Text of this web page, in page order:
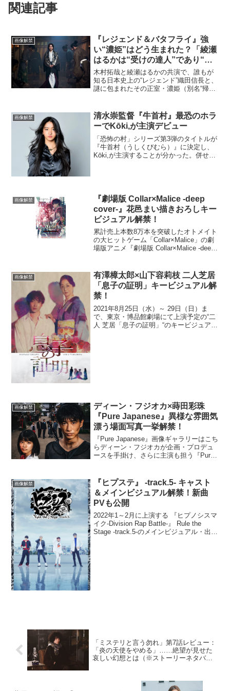
関連記事
画像解禁
『レジェンド＆バタフライ』強
い“濃姫”はどう生まれた？「綾瀬
はるかは“受けの達人”であり“底
なし沼”」
木村拓哉と綾瀬はるかの共演で、誰もが
知る日本史上の“レジェンド”織田信長と、
謎に包まれたその正室・濃姫（別名“帰
より、新場面写真が到着した。若くして
政略結婚により信...
画像解禁
清水崇監督『牛首村』最恐のホラ
ーでKōki,が主演デビュー
「恐怖の村」シリーズ第3弾のタイトルが
『牛首村（うしくびむら）』に決定し、
Kōki,が主演することが分かった。併せ
画像解禁
『劇場版 Collar×Malice -deep
cover-』花邑まい描きおろしキー
ビジュアル解禁！
累計売上本数8万本を突破したオトメイト
の大ヒットゲーム「Collar×Malice」の劇
場版アニメ『劇場版 Collar×Malice -deep
お...
画像解禁
有澤樟太郎×山下容莉枝 二人芝居
「息子の証明」キービジュアル解
禁！
2021年8月25日（水）～ 29日（日）ま
で、東京・博品館劇場にて上演予定の“二
人 芝居「息子の証明」“のキービジュアル
画像解禁
ディーン・フジオカ×蒔田彩珠
『Pure Japanese』異様な雰囲気
漂う場面写真一挙解禁！
『Pure Japanese』画像ギャラリーはこち
らディーン・フジオカが企画・プロデュ
ースを手掛け、さらに主演も担う『Pure
手女優・蒔田彩珠をヒロインに、共...
画像解禁
『ヒプステ』 -track.5- キャスト
＆メインビジュアル解禁！新曲
PVも公開
2022年1～2月に上演する 『ヒプノシスマ
イク-Division Rap Battle-』 Rule the
Stage -track.5-のメインビジュアル・出演
「ミステリと言う勿れ」第7話レビュー：
「炎の天使をやめる」……絶望が見せた
哀しい幻想とは（※ストーリーネタバレ